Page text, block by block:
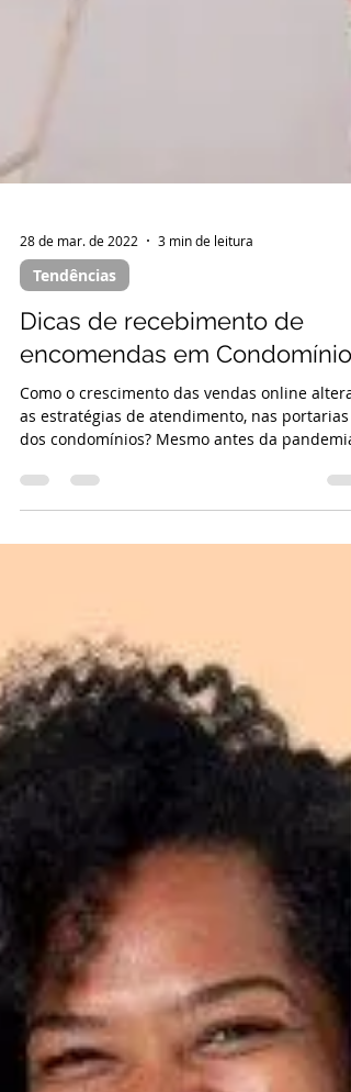
28 de mar. de 2022
Tendências
Dicas de recebimento de
encomendas em Condomínios
Como o crescimento das vendas online
dos condomínios? Mesmo antes da pandemia
de...